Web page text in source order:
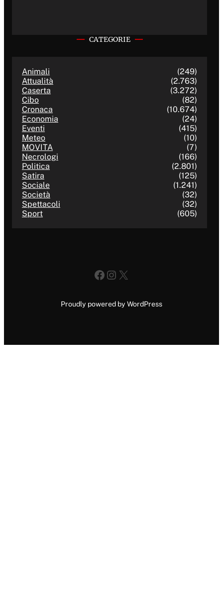
CATEGORIE
Animali
(249)
Attualità
(2.763)
Caserta
(3.272)
Cibo
(82)
Cronaca
(10.674)
Economia
(24)
Eventi
(415)
Meteo
(10)
MOVITA
(7)
Necrologi
(166)
Politica
(2.801)
Satira
(125)
Sociale
(1.241)
Società
(32)
Spettacoli
(32)
Sport
(605)
Facebook
Instagram
X
Proudly powered by WordPress